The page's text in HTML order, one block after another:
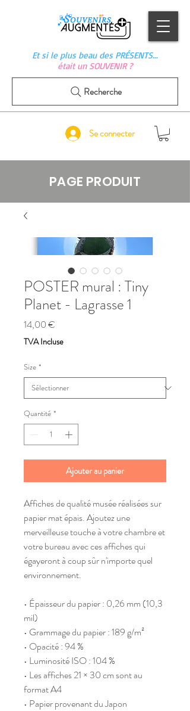
Et si le plus beau des PRÉSENTS…
était un SOUVENIR ?
Se connecter
Recherche
PAGE PRODUIT
POSTER mural : Tiny
Planet - Lagrasse 1
14,00 €
TVA Incluse
Size *
Quantité *
Ajouter au panier
Affiches de qualité musée réalisées sur
papier mat épais. Ajoutez une
merveilleuse touche à votre chambre et
votre bureau avec ces affiches qui
égayeront à coup sûr n'importe quel
environnement.
• Épaisseur du papier : 0,26 mm (10,3
mil)
• Grammage du papier : 189 g/m²
• Opacité : 94 %
• Luminosité ISO : 104 %
• Les affiches 21 × 30 cm sont au
format A4
• Papier provenant du Japon